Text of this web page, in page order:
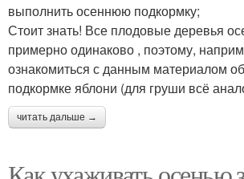
выполнить осеннюю подкормку;
Стоит знать! Все плодовые деревья
примерно одинаково , поэтому,
ознакомиться с данным материалом
подкормке яблони (для груши всё
читать дальше →